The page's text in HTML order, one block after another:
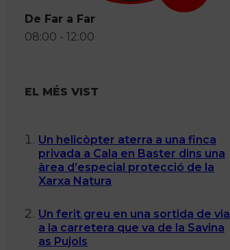
De Far a Far
08:00 - 12:00
EL MÉS VIST
Un helicòpter aterra a una finca
privada a Cala en Baster dins una
àrea d’especial protecció de la
Xarxa Natura
Un ferit greu en una sortida de via
a la carretera que va de la Savina
as Pujols